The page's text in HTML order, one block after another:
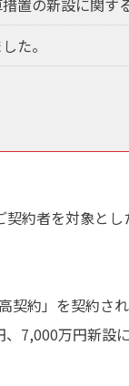
置の新設に関す
た。
約者を対象と
契約」を契約さ
7,000万円新設